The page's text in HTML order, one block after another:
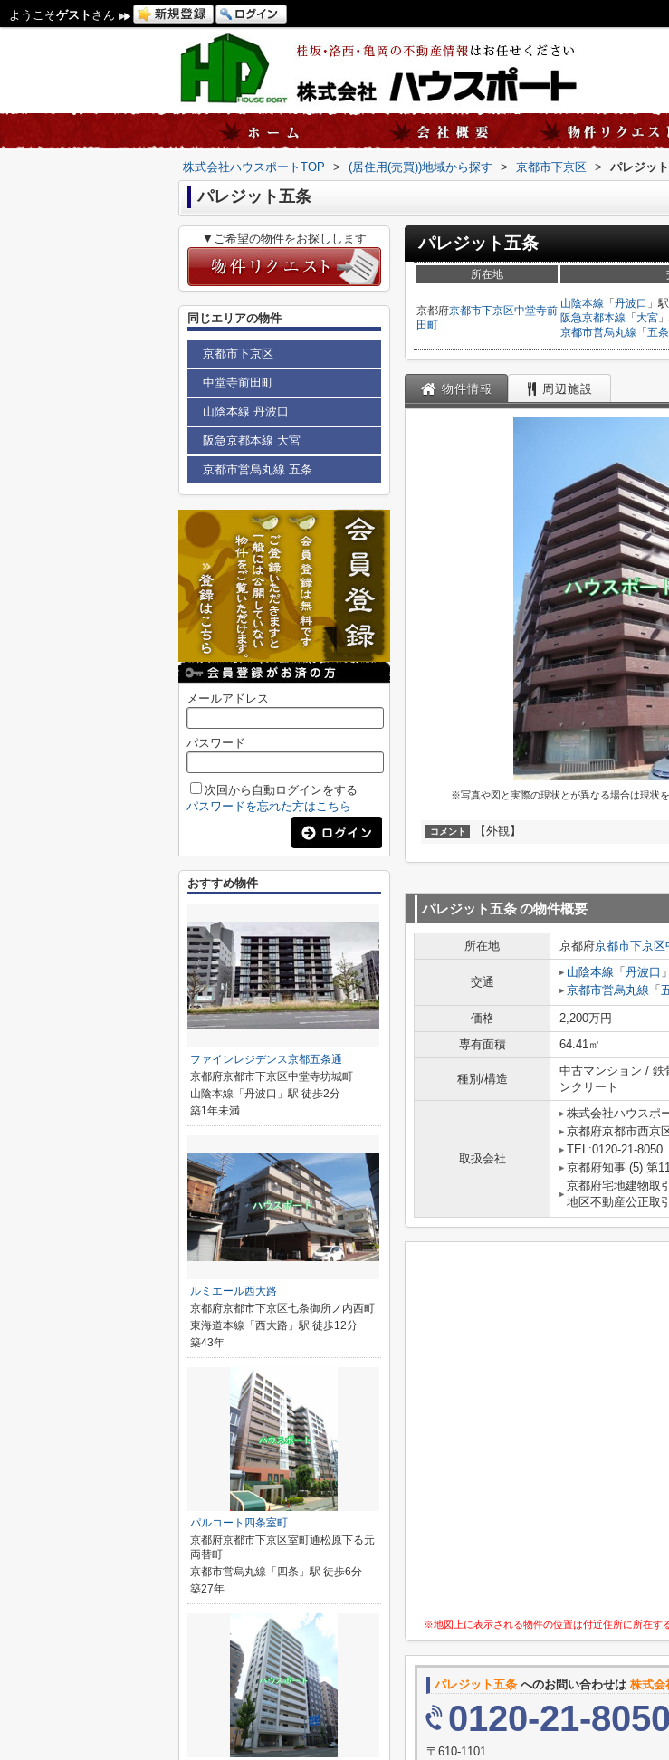
ようこそゲスト さん
株式会社ハウスポートTOP > (居住用(売買))地域から探す > 京都市下京区 > パレジッ
パレジット五条
パレジット五条
所在地
京都府京都市下京区中堂寺前
田町
山陰本線 「 丹波口 」
阪急京都本線 「 大宮
京都市営烏丸線 「 五条
物件情報 周辺施設
※写真や図と実際の現状とが異なる場合は現状
コメント 【外観】
パレジット五条の物件概要
所在地 京都府京都市下京区
交通
山陰本線 「 丹波口
京都市営烏丸線 「
価格 2,200万円
専有面積
64.41㎡
種別/構造
中古マンション / 鉄
ンクリート
取扱会社
株式会社ハウスポ
京都府京都市西京
TEL:0120-21-8050
京都府知事 (5) 第
京都府宅地建物取
地区不動産公正取
※地図上に表示される物件の位置は付近住所に所在す
パレジット五条 へのお問い合わせは 株式会
0120-21-8050
〒610-1101
▼ご希望の物件をお探しします
同じエリアの物件
京都市下京区
中堂寺前田町
山陰本線 丹波口
阪急京都本線 大宮
京都市営烏丸線 五条
メールアドレス
パスワード
次回から自動ログインをする
パスワードを忘れた方はこちら
おすすめ物件
ファインレジデンス京都五条通
京都府京都市下京区中堂寺坊城町
山陰本線「丹波口」駅 徒歩2分
築1年未満
ルミエール西大路
京都府京都市下京区七条御所ノ内西町
東海道本線「西大路」駅 徒歩12分
築43年
パルコート四条室町
京都府京都市下京区室町通松原下る元
両替町
京都市営烏丸線「四条」駅 徒歩6分
築27年